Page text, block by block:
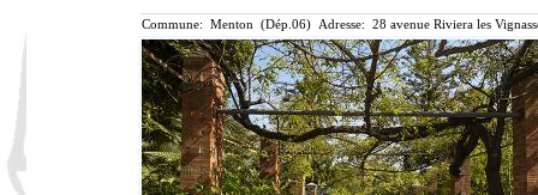
Commune: Menton (Dép.06) Adresse: 28 avenue Riviera les